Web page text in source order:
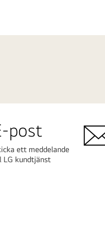
post
ett meddelande
LG kundtjänst